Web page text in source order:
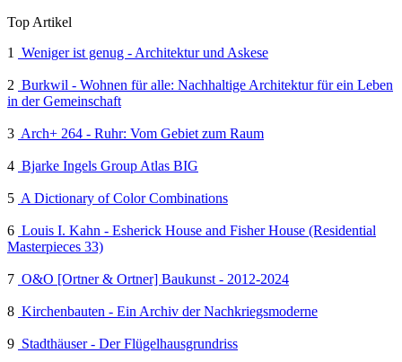
Top Artikel
1
Weniger ist genug - Architektur und Askese
2 Burkwil - Wohnen für alle: Nachhaltige Architektur für ein Leben
in der Gemeinschaft
3 Arch+ 264 - Ruhr: Vom Gebiet zum Raum
4 Bjarke Ingels Group Atlas BIG
5 A Dictionary of Color Combinations
6 Louis I. Kahn - Esherick House and Fisher House (Residential
Masterpieces 33)
7 O&O [Ortner & Ortner] Baukunst - 2012-2024
8 Kirchenbauten - Ein Archiv der Nachkriegsmoderne
9 Stadthäuser - Der Flügelhausgrundriss